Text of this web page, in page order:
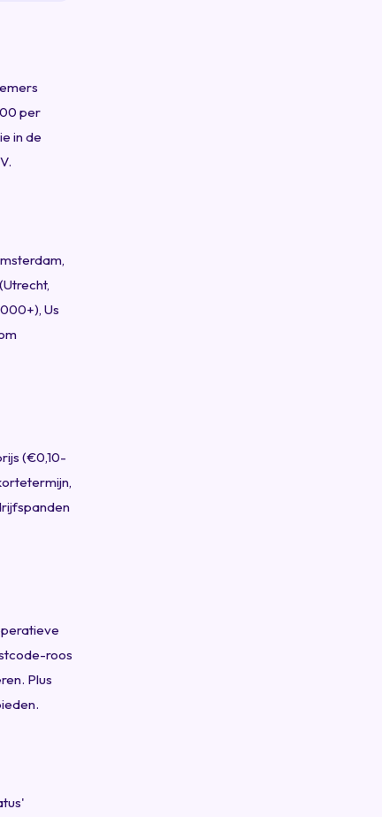
per
in de
Us
(€0,10-
roos
Plus